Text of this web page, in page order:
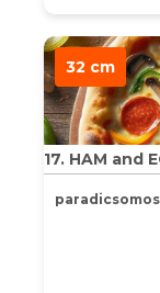
32 cm
17. HAM and